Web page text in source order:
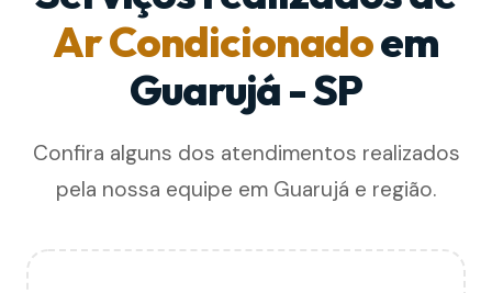
Ar Condicionadoem
Guarujá - SP
Confira alguns dos atendimentos realizados
pela nossa equipe em Guarujá e região.